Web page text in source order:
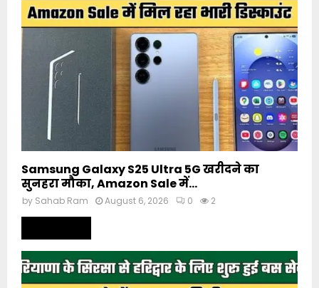
Samsung Galaxy S25 Ultra 5G खरीदने का
सुनहरा मौका, Amazon Sale में...
by Sahab Ram August 6, 2026 0 2